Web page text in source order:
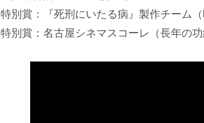
特別賞：『死刑にいたる病』製作チーム
特別賞：名古屋シネマスコーレ（長年の功